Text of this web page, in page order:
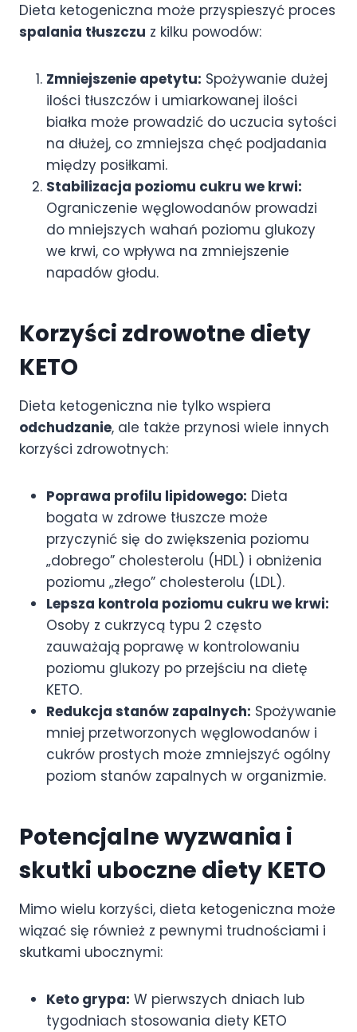
Dieta ketogeniczna może przyspieszyć proces
spalania tłuszczu z kilku powodów:
Zmniejszenie apetytu: Spożywanie dużej
ilości tłuszczów i umiarkowanej ilości
białka może prowadzić do uczucia sytości
na dłużej, co zmniejsza chęć podjadania
między posiłkami.
Stabilizacja poziomu cukru we krwi:
Ograniczenie węglowodanów prowadzi
do mniejszych wahań poziomu glukozy
we krwi, co wpływa na zmniejszenie
napadów głodu.
Korzyści zdrowotne diety
KETO
Dieta ketogeniczna nie tylko wspiera
odchudzanie, ale także przynosi wiele innych
korzyści zdrowotnych:
Poprawa profilu lipidowego: Dieta
bogata w zdrowe tłuszcze może
przyczynić się do zwiększenia poziomu
„dobrego” cholesterolu (HDL) i obniżenia
poziomu „złego” cholesterolu (LDL).
Lepsza kontrola poziomu cukru we krwi:
Osoby z cukrzycą typu 2 często
zauważają poprawę w kontrolowaniu
poziomu glukozy po przejściu na dietę
KETO.
Redukcja stanów zapalnych: Spożywanie
mniej przetworzonych węglowodanów i
cukrów prostych może zmniejszyć ogólny
poziom stanów zapalnych w organizmie.
Potencjalne wyzwania i
skutki uboczne diety KETO
Mimo wielu korzyści, dieta ketogeniczna może
wiązać się również z pewnymi trudnościami i
skutkami ubocznymi:
Keto grypa: W pierwszych dniach lub
tygodniach stosowania diety KETO